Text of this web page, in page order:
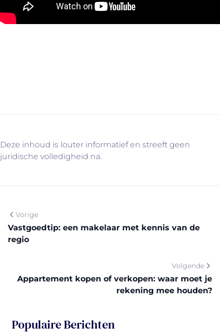
Deze inhoud is louter informatief en streeft geen
juridische volledigheid na.
Vorige
Vastgoedtip: een makelaar met kennis van de
regio
Volgende
Appartement kopen of verkopen: waar moet je
rekening mee houden?
Populaire Berichten